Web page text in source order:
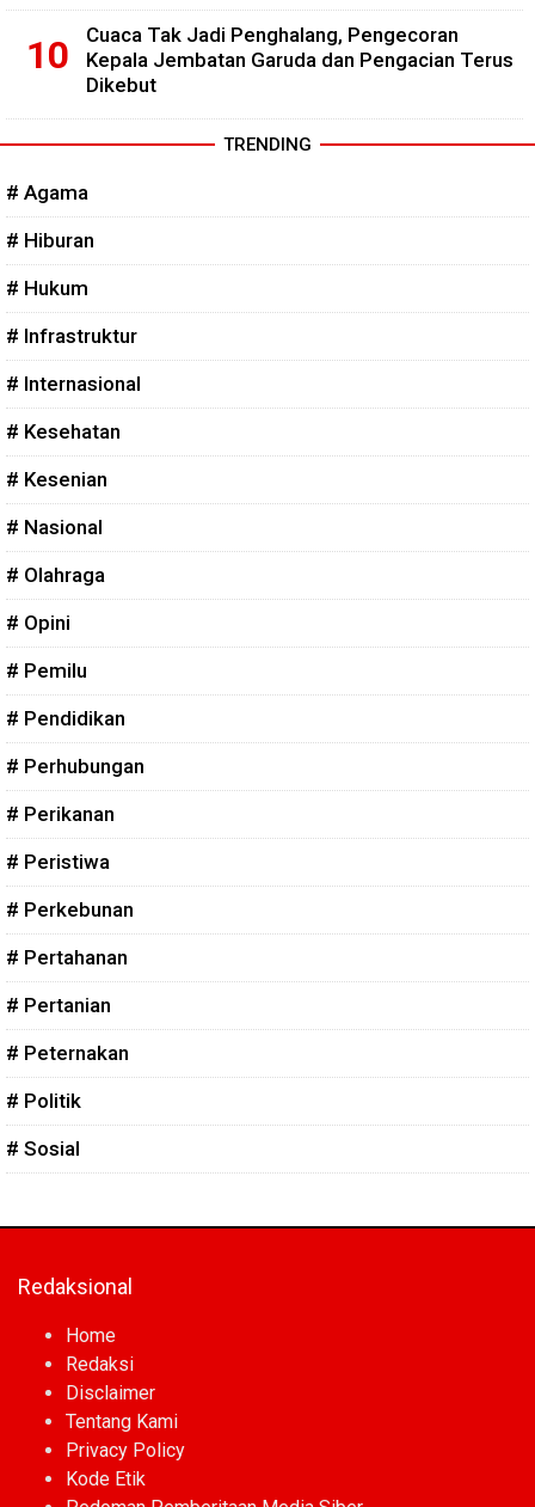
Cuaca Tak Jadi Penghalang, Pengecoran
Kepala Jembatan Garuda dan Pengacian Terus
Dikebut
TRENDING
# Agama
# Hiburan
# Hukum
# Infrastruktur
# Internasional
# Kesehatan
# Kesenian
# Nasional
# Olahraga
# Opini
# Pemilu
# Pendidikan
# Perhubungan
# Perikanan
# Peristiwa
# Perkebunan
# Pertahanan
# Pertanian
# Peternakan
# Politik
# Sosial
Redaksional
Home
Redaksi
Disclaimer
Tentang Kami
Privacy Policy
Kode Etik